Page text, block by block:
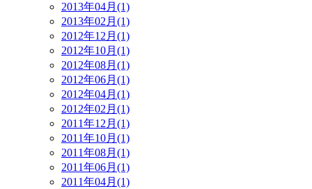
2013年04月(1)
2013年02月(1)
2012年12月(1)
2012年10月(1)
2012年08月(1)
2012年06月(1)
2012年04月(1)
2012年02月(1)
2011年12月(1)
2011年10月(1)
2011年08月(1)
2011年06月(1)
2011年04月(1)